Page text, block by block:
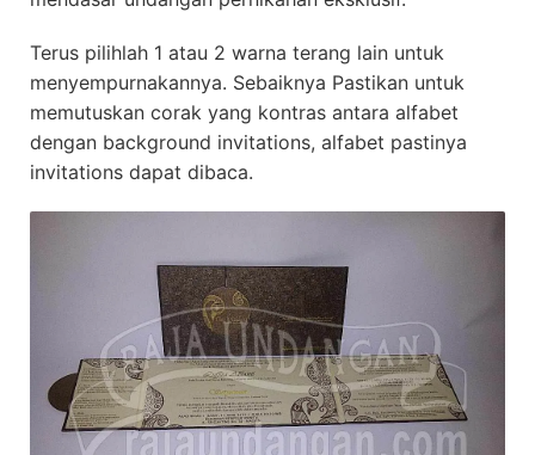
Terus pilihlah 1 atau 2 warna terang lain untuk
menyempurnakannya. Sebaiknya Pastikan untuk
memutuskan corak yang kontras antara alfabet
dengan background invitations, alfabet pastinya
invitations dapat dibaca.